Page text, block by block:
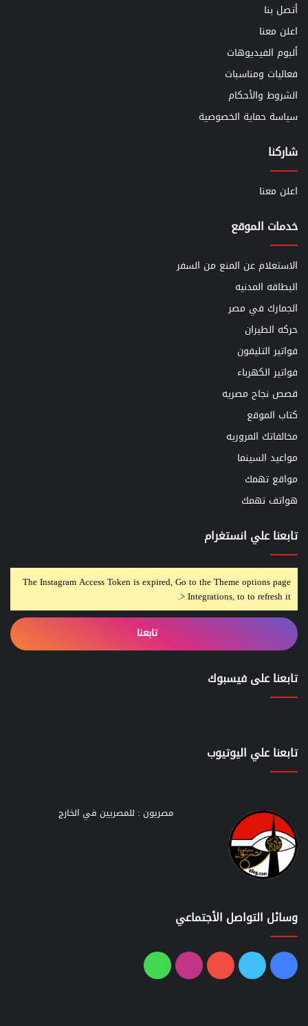
أتصل بنا
اعلن معنا
ألبوم الفيديوهات
فعاليات ومناسبات
الشروط والأحكام
سياسة حماية الخصوصية
شاركنا
اعلن معنا
خدمات الموقع
الاستعلام عن المنع من السفر
البطاقه المدنيه
الجمارك في مصر
حركه الطيران
فواتير التليفون
فواتير الكهرباء
قصص نجاح مصريه
كتاب الموقع
مخالفاتك المروريه
مواعيد السينما
مواقع تهمك
هواتف تهمك
تابعنا علي انستغرام
The Instagram Access Token is expired, Go to the Theme options page
> Integrations, to to refresh it.
تابعنا
تابعنا على فيسبوك
تابعنا علي اليوتيوب
مصريون : للمصريين في الخارج
وسائل التواصل الأجتماعي
فيسبوك
تويتر يوتيوبانستقرامواتساب